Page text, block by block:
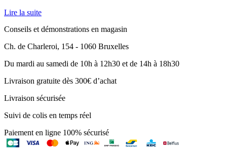
Lire la suite
Conseils et démonstrations en magasin
Ch. de Charleroi, 154 - 1060 Bruxelles
Du mardi au samedi de 10h à 12h30 et de 14h à 18h30
Livraison gratuite dès 300€ d’achat
Livraison sécurisée
Suivi de colis en temps réel
Paiement en ligne 100% sécurisé